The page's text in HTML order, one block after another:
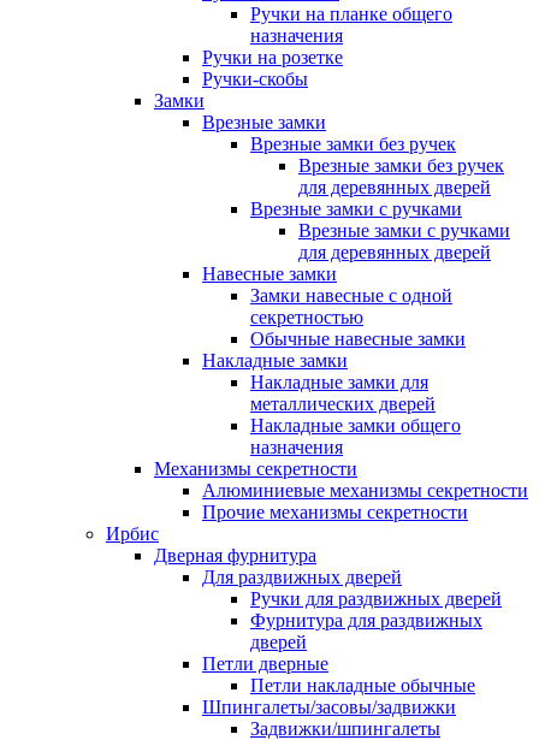
Ручки на планке общего
назначения
Ручки на розетке
Ручки-скобы
Замки
Врезные замки
Врезные замки без ручек
Врезные замки без ручек
для деревянных дверей
Врезные замки с ручками
Врезные замки с ручками
для деревянных дверей
Навесные замки
Замки навесные с одной
секретностью
Обычные навесные замки
Накладные замки
Накладные замки для
металлических дверей
Накладные замки общего
назначения
Механизмы секретности
Алюминиевые механизмы секретности
Прочие механизмы секретности
Ирбис
Дверная фурнитура
Для раздвижных дверей
Ручки для раздвижных дверей
Фурнитура для раздвижных
дверей
Петли дверные
Петли накладные обычные
Шпингалеты/засовы/задвижки
Задвижки/шпингалеты